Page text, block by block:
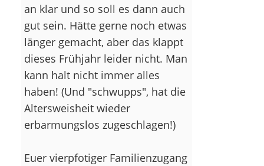
an klar und so soll es dann auch
gut sein. Hätte gerne noch etwas
länger gemacht, aber das klappt
dieses Frühjahr leider nicht. Man
kann halt nicht immer alles
haben! (Und "schwupps", hat die
Altersweisheit wieder
erbarmungslos zugeschlagen!)
Euer vierpfotiger Familienzugang